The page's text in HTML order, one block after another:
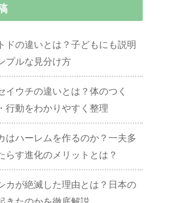
ドの違いとは？子どもにも説明
プルな見分け方
イウチの違いとは？体のつく
行動をわかりやすく整理
はハーレムを作るのか？一夫多
らす進化のメリットとは？
カが絶滅した理由とは？日本の